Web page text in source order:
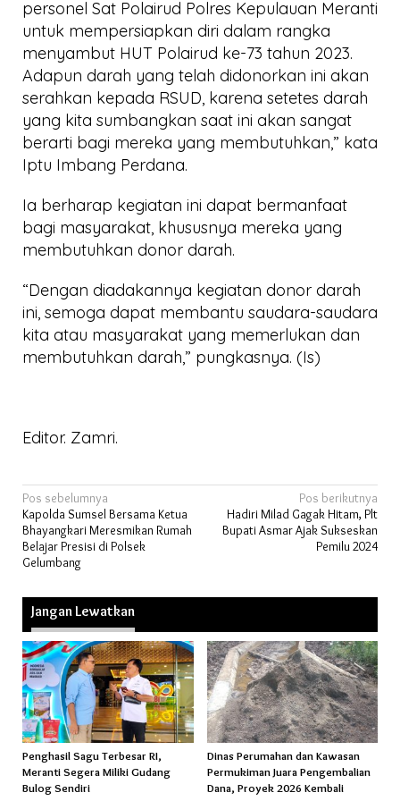
personel Sat Polairud Polres Kepulauan Meranti
untuk mempersiapkan diri dalam rangka
menyambut HUT Polairud ke-73 tahun 2023.
Adapun darah yang telah didonorkan ini akan
serahkan kepada RSUD, karena setetes darah
yang kita sumbangkan saat ini akan sangat
berarti bagi mereka yang membutuhkan,” kata
Iptu Imbang Perdana.
Ia berharap kegiatan ini dapat bermanfaat
bagi masyarakat, khususnya mereka yang
membutuhkan donor darah.
“Dengan diadakannya kegiatan donor darah
ini, semoga dapat membantu saudara-saudara
kita atau masyarakat yang memerlukan dan
membutuhkan darah,” pungkasnya. (Is)
Editor. Zamri.
Navigasi
pos
Pos sebelumnya
Kapolda Sumsel Bersama Ketua
Bhayangkari Meresmikan Rumah
Belajar Presisi di Polsek
Gelumbang
Pos berikutnya
Hadiri Milad Gagak Hitam, Plt
Bupati Asmar Ajak Sukseskan
Pemilu 2024
Jangan Lewatkan
Penghasil Sagu Terbesar RI,
Meranti Segera Miliki Gudang
Bulog Sendiri
Dinas Perumahan dan Kawasan
Permukiman Juara Pengembalian
Dana, Proyek 2026 Kembali